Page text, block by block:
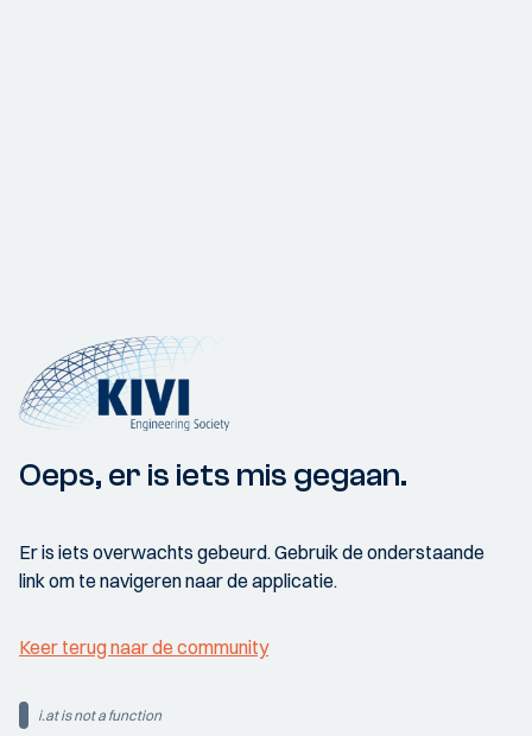
Oeps, er is iets mis gegaan.
Er is iets overwachts gebeurd. Gebruik de onderstaande
link om te navigeren naar de applicatie.
Keer terug naar de community
i.at is not a function